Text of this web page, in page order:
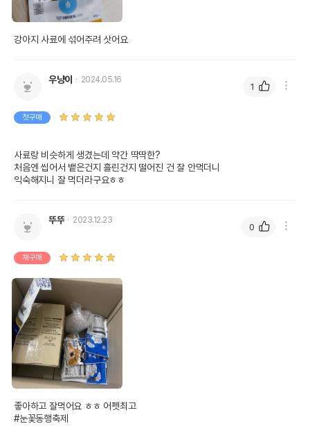
강아지 사료에 섞어주려 삿어요
우냥이 2024.05.16
첫구매
사료랑 비슷하게 생겼는데 약간 딱딱한?
처음엔 씹어서 뱉은건지 흘린건지 떨어진 건 잘 안먹더니
익숙해지니 잘 먹더라구요ㅎㅎ
1
뚜뚜 2023.12.23
재구매
좋아하고 잘먹어요 ㅎㅎ 어펫최고
#눈꽃동행축제
0